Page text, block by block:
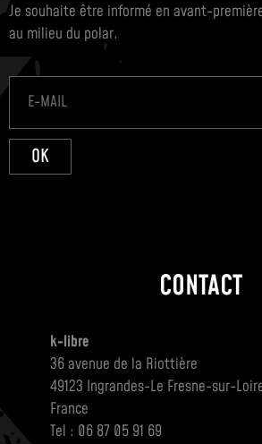
Je souhaite être informé en avant-
au milieu du polar.
OK
CONTACT
k-libre
36 avenue de la Riottière
49123 Ingrandes-Le Fresne-sur-
France
Tel : 06 87 05 91 69